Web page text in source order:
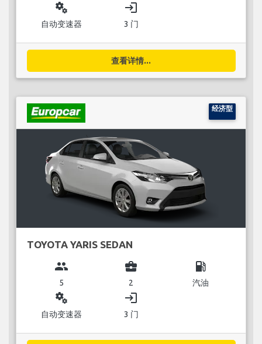
miscellaneous_services
自动变速器
login
3 门
查看详情...
经济型
TOYOTA YARIS SEDAN
group
5
business_center
2
local_gas_station
汽油
miscellaneous_services
自动变速器
login
3 门